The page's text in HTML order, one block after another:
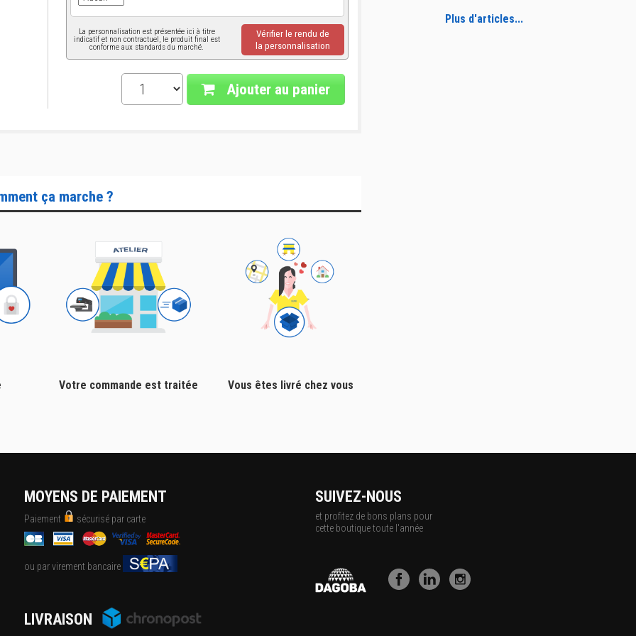
La personnalisation est présentée ici à titre
indicatif et non contractuel, le produit final est
conforme aux standards du marché.
Vérifier le rendu de
la personnalisation
Ajouter au panier
ça marche ?
Votre commande est traitée Vous êtes livré chez vous
Plus d'articles...
MOYENS DE PAIEMENT
Paiement sécurisé par carte
ou par virement bancaire
LIVRAISON
SUIVEZ-NOUS
et profitez de bons plans pour
cette boutique toute l'année